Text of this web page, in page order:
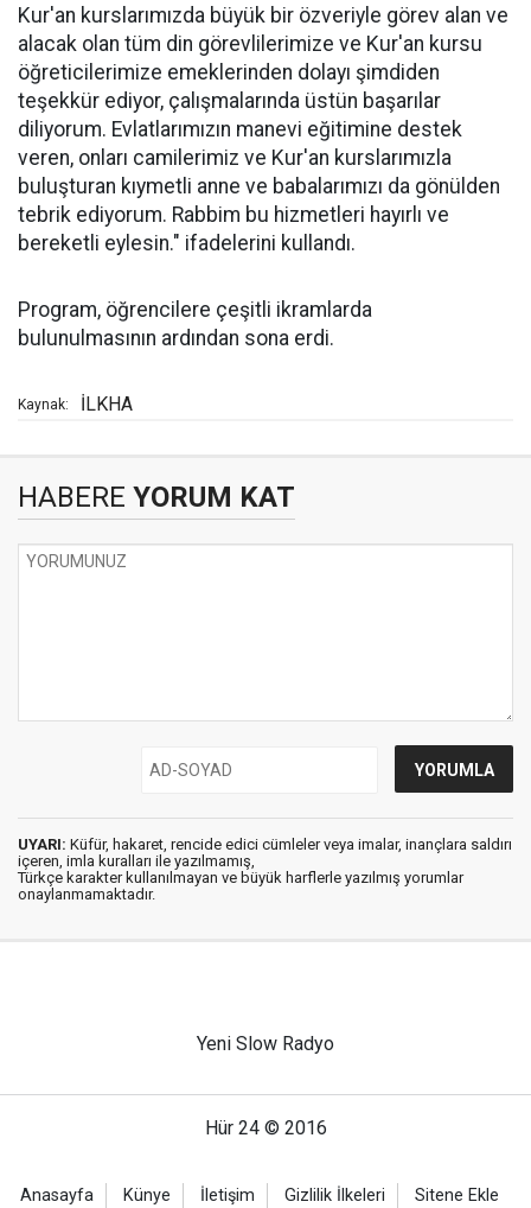
Kur'an kurslarımızda büyük bir özveriyle görev alan ve
alacak olan tüm din görevlilerimize ve Kur'an kursu
öğreticilerimize emeklerinden dolayı şimdiden
teşekkür ediyor, çalışmalarında üstün başarılar
diliyorum. Evlatlarımızın manevi eğitimine destek
veren, onları camilerimiz ve Kur'an kurslarımızla
buluşturan kıymetli anne ve babalarımızı da gönülden
tebrik ediyorum. Rabbim bu hizmetleri hayırlı ve
bereketli eylesin." ifadelerini kullandı.
Program, öğrencilere çeşitli ikramlarda
bulunulmasının ardından sona erdi.
Kaynak: İLKHA
HABERE YORUM KAT
UYARI: Küfür, hakaret, rencide edici cümleler veya imalar, inançlara saldırı
içeren, imla kuralları ile yazılmamış,
Türkçe karakter kullanılmayan ve büyük harflerle yazılmış yorumlar
onaylanmamaktadır.
Yeni Slow Radyo
Hür 24 © 2016
Anasayfa Künye İletişim Gizlilik İlkeleri Sitene Ekle